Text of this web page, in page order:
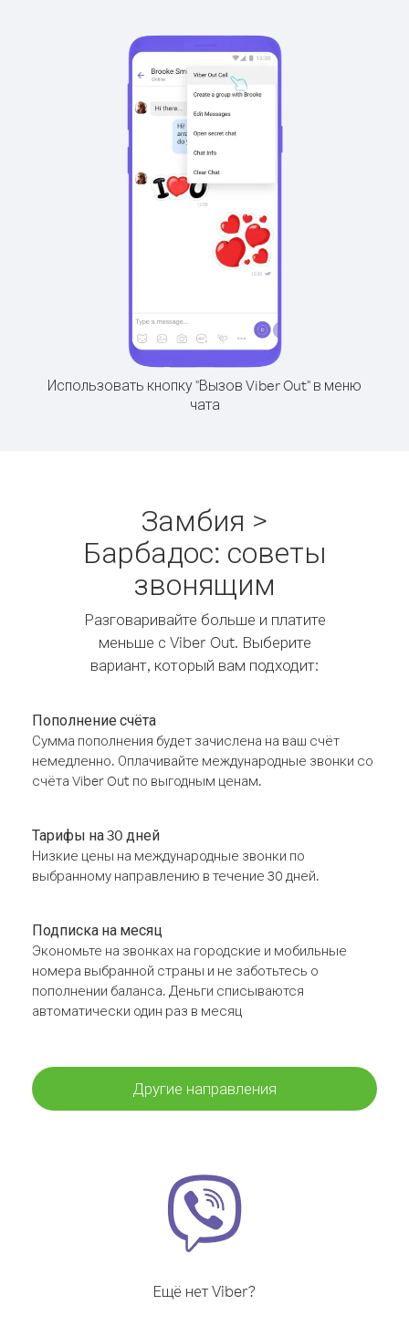
Использовать кнопку "Вызов Viber Out" в меню
чата
Замбия >
Барбадос: советы
звонящим
Разговаривайте больше и платите
меньше с Viber Out. Выберите
вариант, который вам подходит:
Пополнение счёта
Сумма пополнения будет зачислена на ваш счёт
немедленно. Оплачивайте международные звонки со
счёта Viber Out по выгодным ценам.
Тарифы на 30 дней
Низкие цены на международные звонки по
выбранному направлению в течение 30 дней.
Подписка на месяц
Экономьте на звонках на городские и мобильные
номера выбранной страны и не заботьтесь о
пополнении баланса. Деньги списываются
автоматически один раз в месяц
Другие направления
Ещё нет Viber?